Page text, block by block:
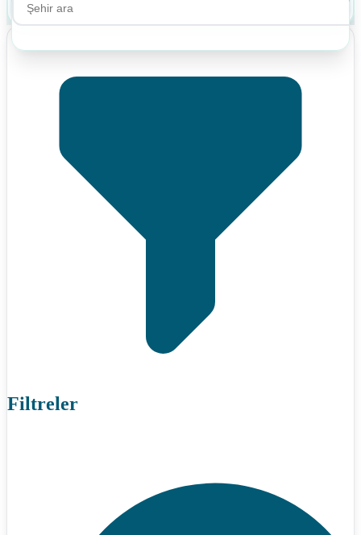
Filtreler